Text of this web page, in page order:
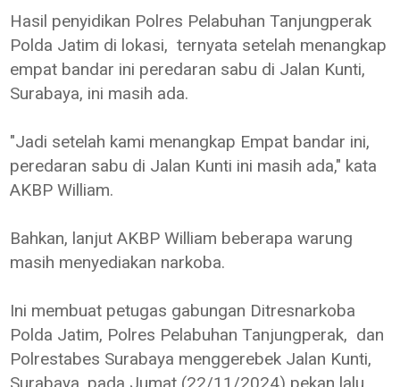
Hasil penyidikan Polres Pelabuhan Tanjungperak
Polda Jatim di lokasi, ternyata setelah menangkap
empat bandar ini peredaran sabu di Jalan Kunti,
Surabaya, ini masih ada.
"Jadi setelah kami menangkap Empat bandar ini,
peredaran sabu di Jalan Kunti ini masih ada," kata
AKBP William.
Bahkan, lanjut AKBP William beberapa warung
masih menyediakan narkoba.
Ini membuat petugas gabungan Ditresnarkoba
Polda Jatim, Polres Pelabuhan Tanjungperak, dan
Polrestabes Surabaya menggerebek Jalan Kunti,
Surabaya, pada Jumat (22/11/2024) pekan lalu.